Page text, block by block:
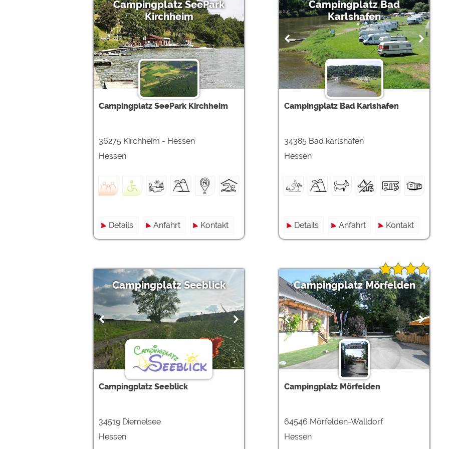
Campingplatz SeePark
Kirchheim
Campingplatz SeePark Kirchheim
36275 Kirchheim - Hessen
Hessen
Details Anfahrt Kontakt
Campingplatz Bad
Karlshafen
Campingplatz Bad Karlshafen
34385 Bad karlshafen
Hessen
Details Anfahrt Kontakt
Campingplatz Seeblick
Campingplatz Seeblick
34519 Diemelsee
Hessen
Campingplatz Mörfelden
Campingplatz Mörfelden
64546 Mörfelden-Walldorf
Hessen